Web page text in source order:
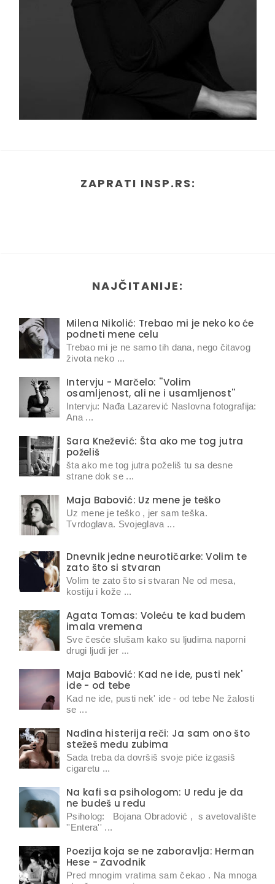
ZAPRATI INSP.RS:
NAJČITANIJE:
Milena Nikolić: Trebao mi je neko ko će
podneti mene celu
Trebao mi je ne samo tih dana, nego čitavog
života neko ...
Intervju - Marčelo: ''Volim
osamljenost, ali ne i usamljenost''
Intervju: Nađa Lazarević Naslovna fotografija:
Ana ...
Sara Knežević: Šta ako me tog jutra
poželiš
šta ako me tog jutra poželiš tu sa desne
strane dok se ...
Maja Babović: Uz mene je teško
Uz mene je teško , jer sam teška.
Tvrdoglava. Svojeglava ...
Dnevnik jedne neurotičarke: Volim te
zato što si stvaran
Volim te zato što si stvaran Ne od mesa,
kostiju i kože ...
Agata Tomas: Voleću te kad budem
imala vremena
Sve česće slušam kako su ljudima naporni
drugi ljudi jer ...
Maja Babović: Kad ne ide, pusti nek'
ide - od tebe
Kad ne ide, pusti nek' ide - od tebe Ne žalosti
se ...
Nađina histerija reči: Ja sam ono što
stežeš među zubima
Sada treba da dovršiš svoje piće izgasiš
cigaretu ...
Na kafi sa psihologom: U redu je da
ne budeš u redu
Psiholog: Bojana Obradović , s avetovalište
''Entera'' ...
Poezija koja se ne zaboravlja: Herman
Hese - Zavodnik
Pred mnogim vratima sam čekao . Na mnoga